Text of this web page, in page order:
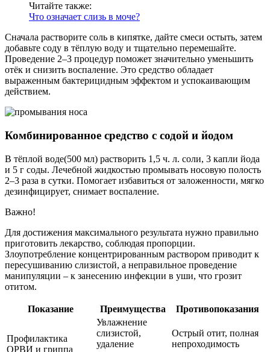
Читайте также:
Что означает слизь в моче?
Сначала растворите соль в кипятке, дайте смеси остыть, затем
добавьте соду в тёплую воду и тщательно перемешайте.
Проведение 2–3 процедур поможет значительно уменьшить
отёк и снизить воспаление. Это средство обладает
выраженным бактерицидным эффектом и успокаивающим
действием.
Комбинированное средство с содой и йодом
В тёплой воде(500 мл) растворить 1,5 ч. л. соли, 3 капли йода
и 5 г соды. Лечебной жидкостью промывать носовую полость
2–3 раза в сутки. Помогает избавиться от заложенности, мягко
дезинфицирует, снимает воспаление.
Важно!
Для достижения максимального результата нужно правильно
приготовить лекарство, соблюдая пропорции.
Злоупотребление концентрированным раствором приводит к
пересушиванию слизистой, а неправильное проведение
манипуляции – к занесению инфекции в уши, что грозит
отитом.
Показание Преимущества Противопоказания
Профилактика
ОРВИ и гриппа
Увлажнение
слизистой,
удаление
Острый отит, полная
непроходимость